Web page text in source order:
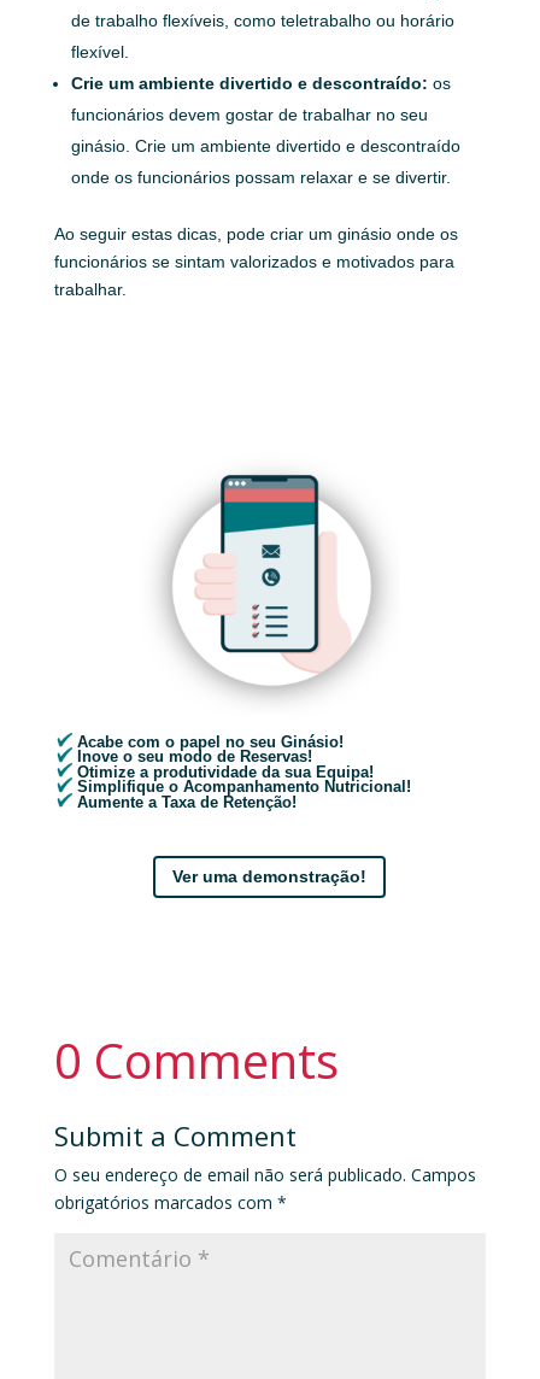
de trabalho flexíveis, como teletrabalho ou horário
flexível.
Crie um ambiente divertido e descontraído: os
funcionários devem gostar de trabalhar no seu
ginásio. Crie um ambiente divertido e descontraído
onde os funcionários possam relaxar e se divertir.
Ao seguir estas dicas, pode criar um ginásio onde os
funcionários se sintam valorizados e motivados para
trabalhar.
Acabe com o papel no seu Ginásio!
Inove o seu modo de Reservas!
Otimize a produtividade da sua Equipa!
Simplifique o Acompanhamento Nutricional!
Aumente a Taxa de Retenção!
Ver uma demonstração!
0 Comments
Submit a Comment
O seu endereço de email não será publicado. Campos
obrigatórios marcados com *